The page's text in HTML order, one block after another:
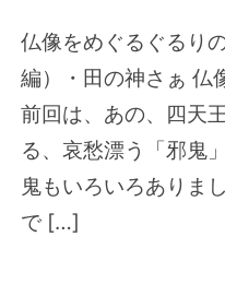
仏像をめぐるぐるり
編）・田の神さぁ 仏
前回は、あの、四天
る、哀愁漂う「邪鬼
鬼もいろいろありま
で […]